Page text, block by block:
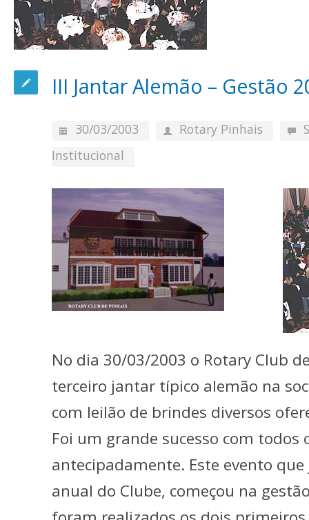
III Jantar Alemão – Gestão
30/03/2003 Rotary Pinhais
Institucional
No dia 30/03/2003 o Rotary Club
terceiro jantar típico alemão na
com leilão de brindes diversos
Foi um grande sucesso com todos
antecipadamente. Este evento
anual do Clube, começou na